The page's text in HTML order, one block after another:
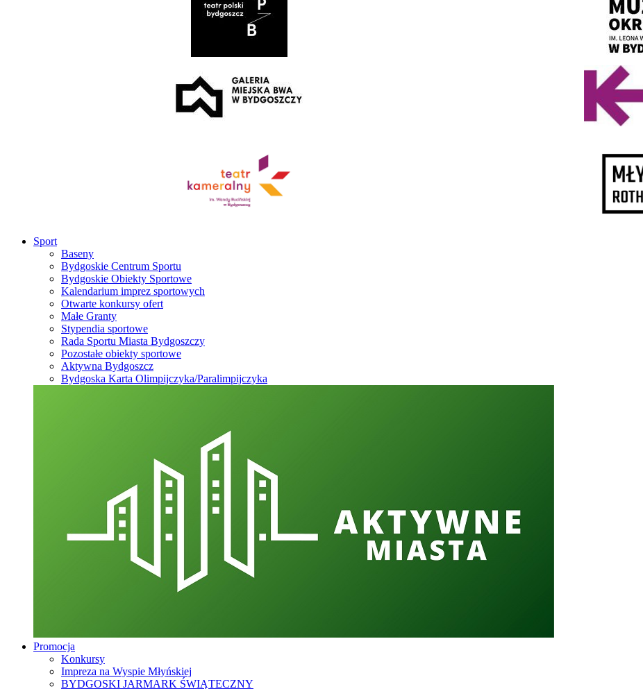
Sport
Baseny
Bydgoskie Centrum Sportu
Bydgoskie Obiekty Sportowe
Kalendarium imprez sportowych
Otwarte konkursy ofert
Małe Granty
Stypendia sportowe
Rada Sportu Miasta Bydgoszczy
Pozostałe obiekty sportowe
Aktywna Bydgoszcz
Bydgoska Karta Olimpijczyka/Paralimpijczyka
Promocja
Konkursy
Impreza na Wyspie Młyńskiej
BYDGOSKI JARMARK ŚWIĄTECZNY